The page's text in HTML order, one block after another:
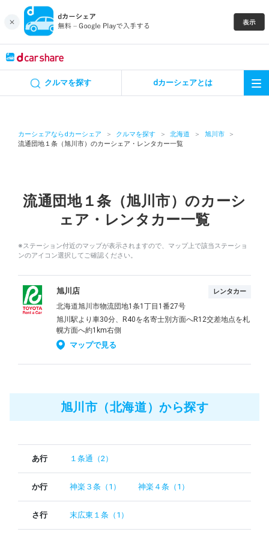
クルマを探す dカーシェアとは
カーシェアならdカーシェア クルマを探す 北海道
旭川市
流通団地１条（旭川市）のカーシェア・レンタカー一覧
流通団地１条（旭川市）のカーシ
ェア・レンタカー一覧
※ステーション付近のマップが表示されますので、マップ上で該当ステーショ
ンのアイコン選択してご確認ください。
旭川店 レンタカー
北海道旭川市物流団地1条1丁目1番27号
旭川駅より車30分、R40を名寄士別方面へR12交差地点を札
幌方面へ約1km右側
マップで見る
旭川市（北海道）から探す
あ行 １条通（2）
か行 神楽３条（1） 神楽４条（1）
さ行 末広東１条（1）
カーシェア
特集
アプリの使い方